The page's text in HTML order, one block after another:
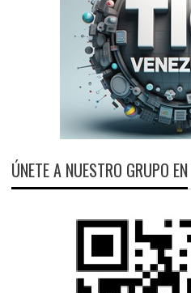
ÚNETE A NUESTRO GRUPO